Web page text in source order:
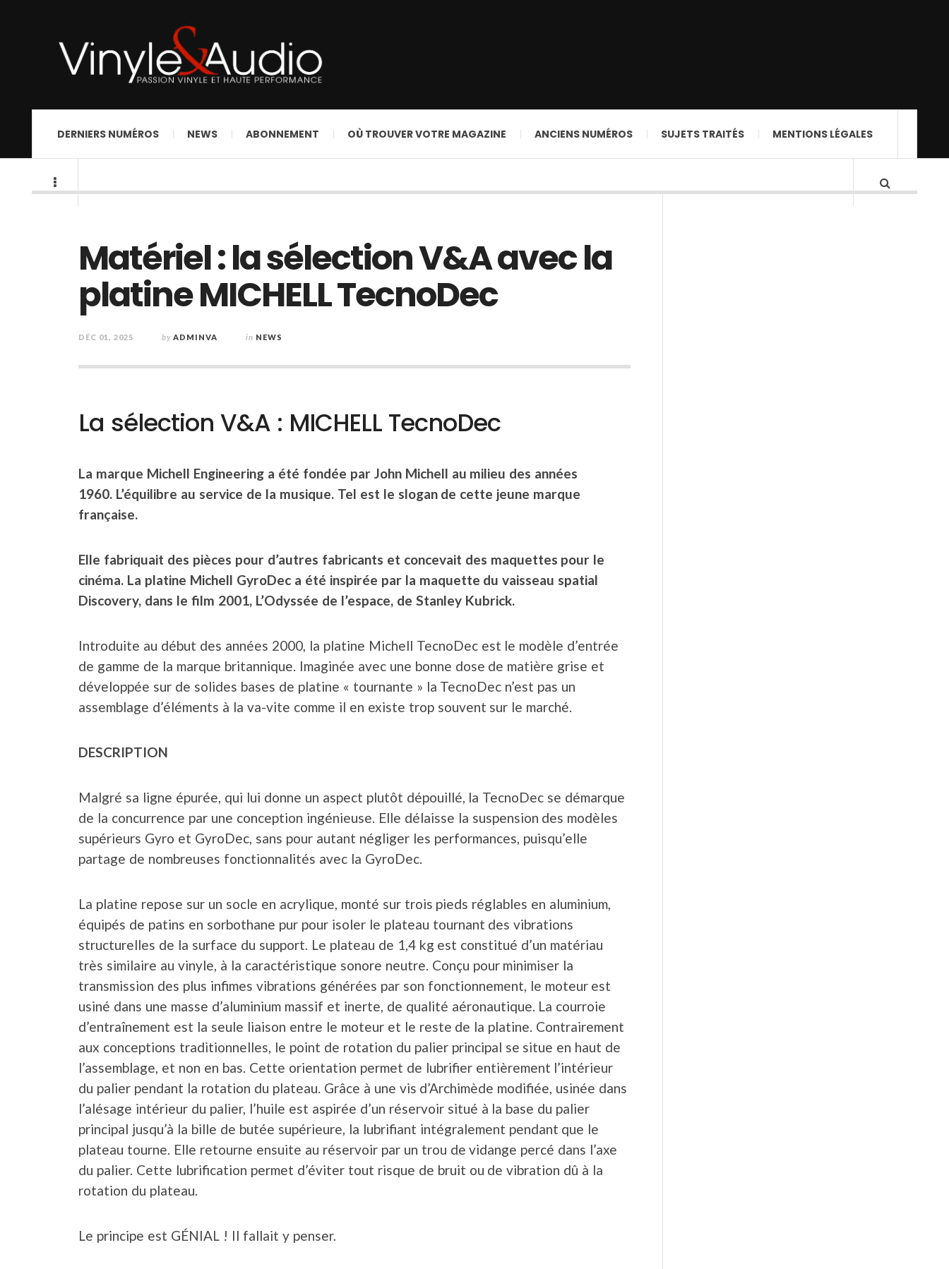
DERNIERS NUMÉROS NEWS ABONNEMENT OÙ TROUVER VOTRE MAGAZINE ANCIENS NUMÉROS SUJETS TRAITÉS MENTIONS LÉGALES
Matériel : la sélection V&A avec la
platine MICHELL TecnoDec
DÉC 01, 2025 by ADMINVA in NEWS
La sélection V&A : MICHELL TecnoDec
La marque Michell Engineering a été fondée par John Michell au milieu des années
1960. L’équilibre au service de la musique. Tel est le slogan de cette jeune marque
française.
Elle fabriquait des pièces pour d’autres fabricants et concevait des maquettes pour le
cinéma. La platine Michell GyroDec a été inspirée par la maquette du vaisseau spatial
Discovery, dans le film 2001, L’Odyssée de l’espace, de Stanley Kubrick.
Introduite au début des années 2000, la platine Michell TecnoDec est le modèle d’entrée
de gamme de la marque britannique. Imaginée avec une bonne dose de matière grise et
développée sur de solides bases de platine « tournante » la TecnoDec n’est pas un
assemblage d’éléments à la va-vite comme il en existe trop souvent sur le marché.
DESCRIPTION
Malgré sa ligne épurée, qui lui donne un aspect plutôt dépouillé, la TecnoDec se démarque
de la concurrence par une conception ingénieuse. Elle délaisse la suspension des modèles
supérieurs Gyro et GyroDec, sans pour autant négliger les performances, puisqu’elle
partage de nombreuses fonctionnalités avec la GyroDec.
La platine repose sur un socle en acrylique, monté sur trois pieds réglables en aluminium,
équipés de patins en sorbothane pur pour isoler le plateau tournant des vibrations
structurelles de la surface du support. Le plateau de 1,4 kg est constitué d’un matériau
très similaire au vinyle, à la caractéristique sonore neutre. Conçu pour minimiser la
transmission des plus infimes vibrations générées par son fonctionnement, le moteur est
usiné dans une masse d’aluminium massif et inerte, de qualité aéronautique. La courroie
d’entraînement est la seule liaison entre le moteur et le reste de la platine. Contrairement
aux conceptions traditionnelles, le point de rotation du palier principal se situe en haut de
l’assemblage, et non en bas. Cette orientation permet de lubrifier entièrement l’intérieur
du palier pendant la rotation du plateau. Grâce à une vis d’Archimède modifiée, usinée dans
l’alésage intérieur du palier, l’huile est aspirée d’un réservoir situé à la base du palier
principal jusqu’à la bille de butée supérieure, la lubrifiant intégralement pendant que le
plateau tourne. Elle retourne ensuite au réservoir par un trou de vidange percé dans l’axe
du palier. Cette lubrification permet d’éviter tout risque de bruit ou de vibration dû à la
rotation du plateau.
Le principe est GÉNIAL ! Il fallait y penser.